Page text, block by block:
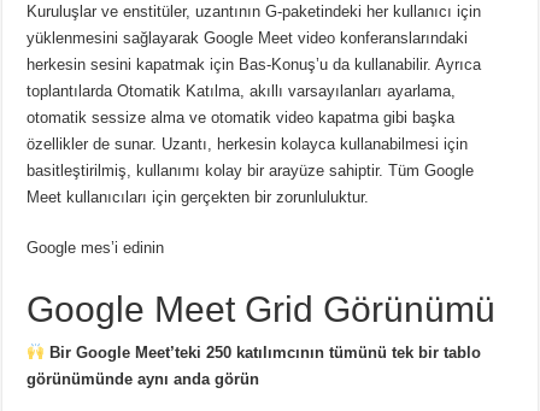
Kuruluşlar ve enstitüler, uzantının G-paketindeki her kullanıcı için
yüklenmesini sağlayarak Google Meet video konferanslarındaki
herkesin sesini kapatmak için Bas-Konuş’u da kullanabilir.Ayrıca
toplantılarda Otomatik Katılma, akıllı varsayılanları ayarlama,
otomatik sessize alma ve otomatik video kapatma gibi başka
özellikler de sunar. Uzantı, herkesin kolayca kullanabilmesi için
basitleştirilmiş, kullanımı kolay bir arayüze sahiptir.Tüm Google
Meet kullanıcıları için gerçekten bir zorunluluktur.
Google mes’i edinin
Google Meet Grid Görünümü
Bir Google Meet’teki 250 katılımcının tümünü tek bir tablo
görünümünde aynı anda görün